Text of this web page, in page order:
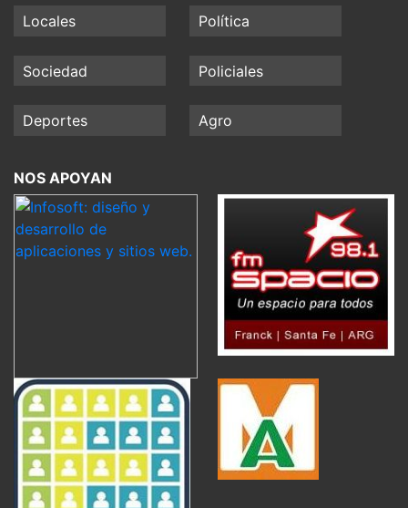
Locales
Política
Sociedad Policiales
Deportes Agro
NOS APOYAN